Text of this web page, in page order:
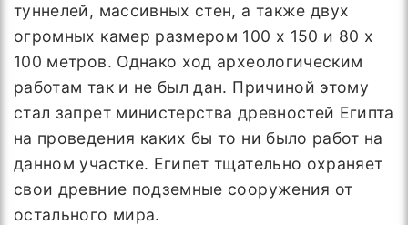
туннелей, массивных стен, а также двух
огромных камер размером 100 х 150 и 80 х
100 метров. Однако ход археологическим
работам так и не был дан. Причиной этому
стал запрет министерства древностей Египта
на проведения каких бы то ни было работ на
данном участке. Египет тщательно охраняет
свои древние подземные сооружения от
остального мира.